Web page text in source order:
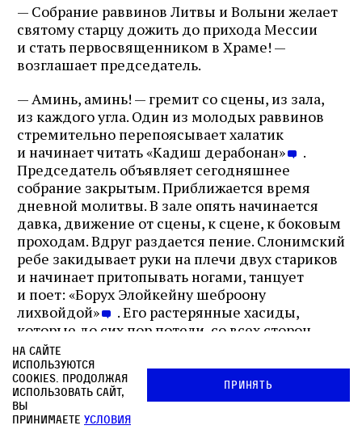
— Собрание раввинов Литвы и Волыни желает
святому старцу дожить до прихода Мессии
и стать первосвященником в Храме! —
возглашает председатель.
— Аминь, аминь! — гремит со сцены, из зала,
из каждого угла. Один из молодых раввинов
стремительно перепоясывает халатик
и начинает читать «Кадиш дерабонан»
.
Председатель объявляет сегодняшнее
собрание закрытым. Приближается время
дневной молитвы. В зале опять начинается
давка, движение от сцены, к сцене, к боковым
проходам. Вдруг раздается пение. Слонимский
ребе закидывает руки на плечи двух стариков
и начинает притопывать ногами, танцует
и поет: «Борух Элойкейну шеброону
лихвойдой»
. Его растерянные хасиды,
которые до сих пор потели, со всех сторон
зажатые миснагедами, и злились, что
их ребе — слонимского ребе! — не видно среди
сидящих на сцене, пробираются к нему,
толкаясь локтями: «Пропустите! Пропустите!»
На сайте
используются
cookies. Продолжая
использовать сайт,
вы
принимаете условия
Принять